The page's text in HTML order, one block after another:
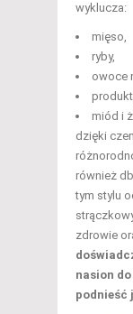
wyklucza:
mięso,
ryby,
owoce
miód i
dzięki
również
tym stylu
zdrowie
nasion
podnieść